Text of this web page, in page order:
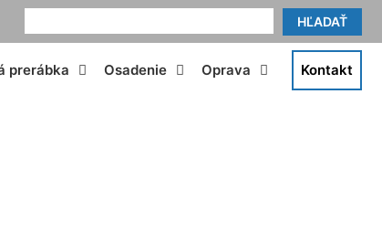
HĽADAŤ
prerábka Osadenie Oprava Kontakt